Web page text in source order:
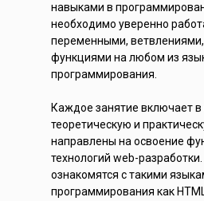
навыками в
необходимо уверенно
переменными,
функциями на любом из
программирования.
Каждое занятие включает в
теоретическую и
направлены на освоение
технологий web-
ознакомятся с такими
программирования как